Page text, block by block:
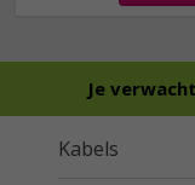
Je
Kabels